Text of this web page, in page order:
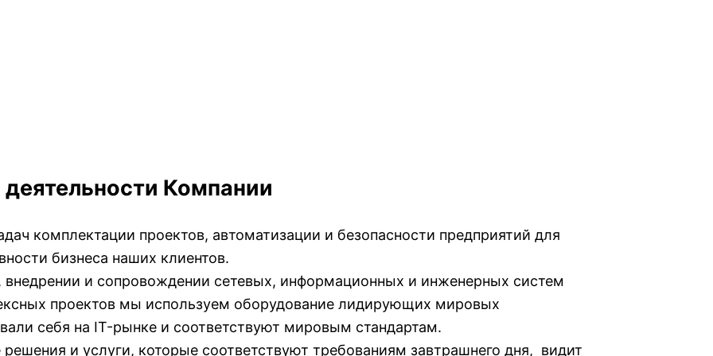
Компании
комплектации проектов, автоматизации и безопасности предприятий для
бизнеса наших клиентов.
и сопровождении сетевых, информационных и инженерных систем
проектов мы используем оборудование лидирующих мировых
себя на IT-рынке и соответствуют мировым стандартам.
и услуги, которые соответствуют требованиям завтрашнего дня, видит